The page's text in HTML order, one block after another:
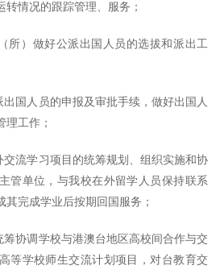
情况的跟踪管理、服务；
所）做好公派出国人员的选拔和派出工
国人员的申报及审批手续，做好出国人
理工作；
流学习项目的统筹规划、组织实施和协
管单位，与我校在外留学人员保持联系
完成学业后按期回国服务；
协调学校与港澳台地区高校间合作与交
等学校师生交流计划项目，对台教育交